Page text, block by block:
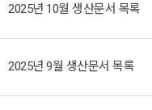
2025년 10월 생산문서 목록
2025년 9월 생산문서 목록